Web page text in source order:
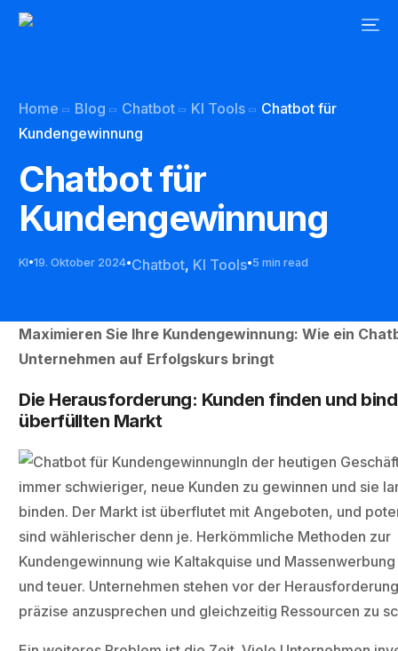
Home Blog Chatbot KI Tools
Chatbot für
Kundengewinnung
Chatbot für
Kundengewinnung
KI 19. Oktober 2024 Chatbot, KI Tools 5 min read
Maximieren Sie Ihre Kundengewinnung: Wie ein
Unternehmen auf Erfolgskurs bringt
Die Herausforderung: Kunden finden und
überfüllten Markt
In der heutigen
immer schwieriger, neue Kunden zu gewinnen und sie
binden. Der Markt ist überflutet mit Angeboten, und
sind wählerischer denn je. Herkömmliche Methoden zur
Kundengewinnung wie Kaltakquise und
und teuer. Unternehmen stehen vor der
präzise anzusprechen und gleichzeitig Ressourcen zu